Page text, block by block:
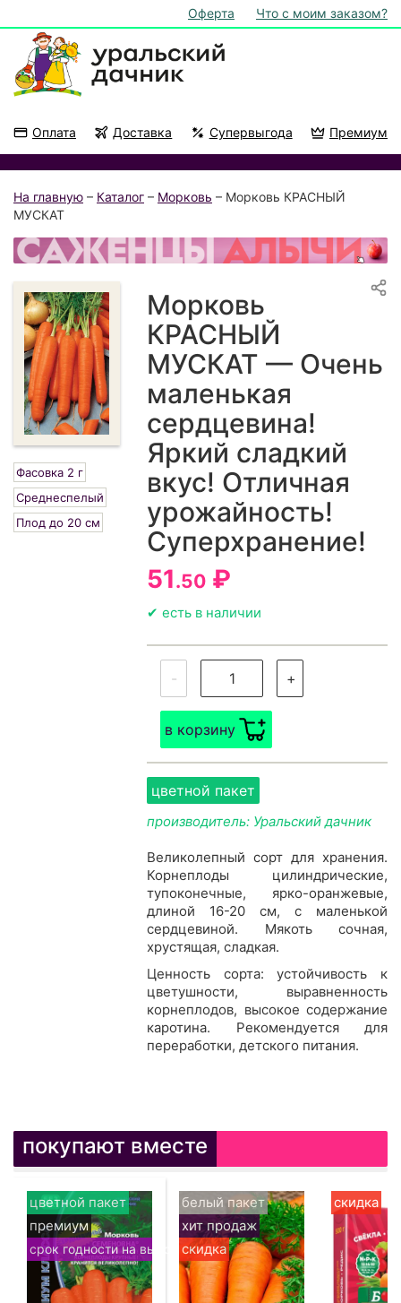
Оферта Что с моим заказом?
Оплата Доставка Супервыгода Премиум
На главную – Каталог – Морковь – Морковь КРАСНЫЙ
МУСКАТ
Фасовка 2 г
Среднеспелый
Плод до 20 см
Морковь
КРАСНЫЙ
МУСКАТ — Очень
маленькая
сердцевина!
Яркий сладкий
вкус! Отличная
урожайность!
Суперхранение!
51.50 ₽
✔ есть в наличии
- +
в корзину
цветной пакет
производитель: Уральский дачник
Великолепный сорт для хранения.
Корнеплоды цилиндрические,
тупоконечные, ярко-оранжевые,
длиной 16-20 см, с маленькой
сердцевиной. Мякоть сочная,
хрустящая, сладкая.
Ценность сорта: устойчивость к
цветушности, выравненность
корнеплодов, высокое содержание
каротина. Рекомендуется для
переработки, детского питания.
покупают вместе
цветной пакет
премиум
срок годности на выбор
белый пакет
хит продаж
скидка
скидка